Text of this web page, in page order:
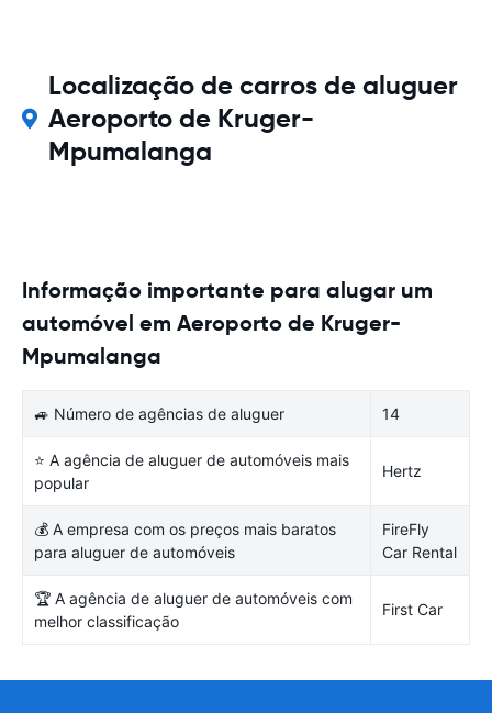
Localização de carros de aluguer
Aeroporto de Kruger-
Mpumalanga
Informação importante para alugar um
automóvel em Aeroporto de Kruger-
Mpumalanga
🚙 Número de agências de aluguer 14
⭐ A agência de aluguer de automóveis mais
popular
Hertz
💰 A empresa com os preços mais baratos
para aluguer de automóveis
FireFly
Car Rental
🏆 A agência de aluguer de automóveis com
melhor classificação
First Car